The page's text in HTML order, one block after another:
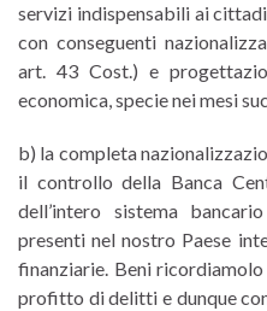
servizi indispensabili ai
con conseguenti
art. 43 Cost.) e
economica, specie nei mesi
b) la completa
il controllo della Banca
dell’intero sistema
presenti nel nostro Paese
finanziarie. Beni
profitto di delitti e dunque